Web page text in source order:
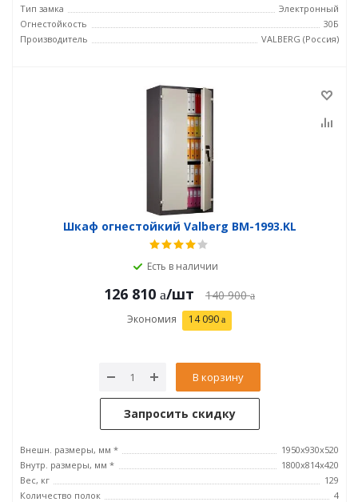
Тип замка
Электронный
Огнестойкость
30Б
Производитель
VALBERG (Россия)
Шкаф огнестойкий Valberg BM-1993.KL
Есть в наличии
126 810 /шт 140 900
Экономия 14 090
В корзину
Запросить скидку
Внешн. размеры, мм *
1950x930x520
Внутр. размеры, мм *
1800x814x420
Вес, кг
129
Количество полок
4